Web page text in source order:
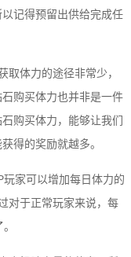
记得预留出供给完成任
取体力的途径非常少，
购买体力也并非是一件
购买体力，能够让我们
得的奖励就越多。
家可以增加每日体力的
对于正常玩家来说，每